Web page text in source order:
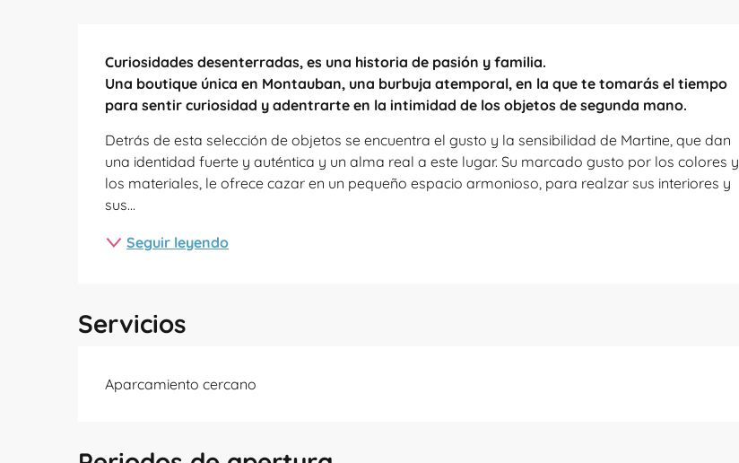
Curiosidades desenterradas, es una historia de pasión y familia.
Una boutique única en Montauban, una burbuja atemporal, en la que te tomarás el tiempo
para sentir curiosidad y adentrarte en la intimidad de los objetos de segunda mano.
Detrás de esta selección de objetos se encuentra el gusto y la sensibilidad de Martine, que dan
una identidad fuerte y auténtica y un alma real a este lugar. Su marcado gusto por los colores y
los materiales, le ofrece cazar en un pequeño espacio armonioso, para realzar sus interiores y
sus...
Seguir leyendo
Servicios
Aparcamiento cercano